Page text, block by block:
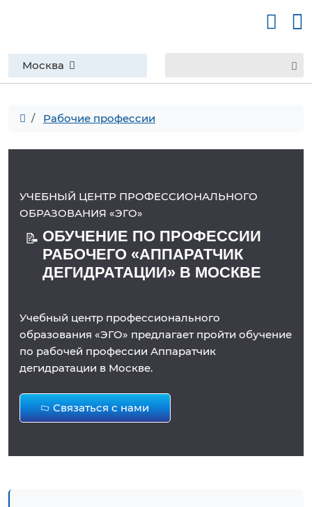
Москва
Рабочие профессии
УЧЕБНЫЙ ЦЕНТР ПРОФЕССИОНАЛЬНОГО
ОБРАЗОВАНИЯ «ЭГО»
📝 ОБУЧЕНИЕ ПО ПРОФЕССИИ
РАБОЧЕГО «АППАРАТЧИК
ДЕГИДРАТАЦИИ» В МОСКВЕ
Учебный центр профессионального
образования «ЭГО» предлагает пройти обучение
по рабочей профессии Аппаратчик
дегидратации в Москве.
Связаться с нами